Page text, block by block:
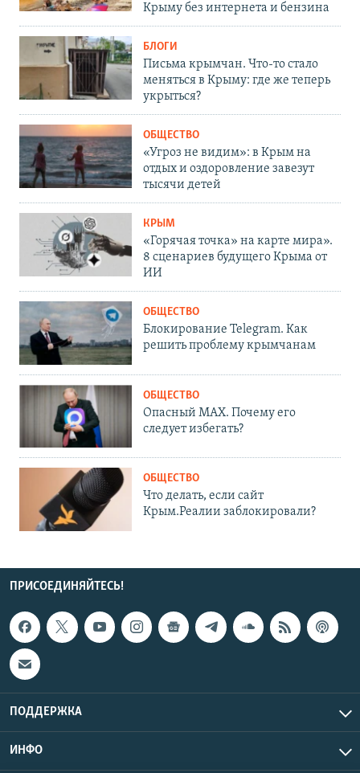
Крыму без интернета и бензина
БЛОГИ
Письма крымчан. Что-то стало
меняться в Крыму: где же теперь
укрыться?
ОБЩЕСТВО
«Угроз не видим»: в Крым на
отдых и оздоровление завезут
тысячи детей
КРЫМ
«Горячая точка» на карте мира».
8 сценариев будущего Крыма от
ИИ
ОБЩЕСТВО
Блокирование Telegram. Как
решить проблему крымчанам
ОБЩЕСТВО
Опасный MAX. Почему его
следует избегать?
ОБЩЕСТВО
Что делать, если сайт
Крым.Реалии заблокировали?
ПРИСОЕДИНЯЙТЕСЬ!
ПОДДЕРЖКА
ИНФО